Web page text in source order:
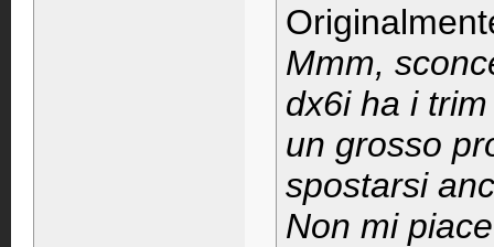
Mmm,
dx6i ha i
un grosso
spostarsi
Non mi